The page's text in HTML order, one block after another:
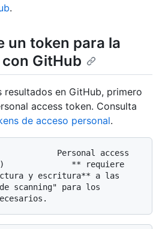
.
un token para la
GitHub
resultados en GitHub, primero
access token. Consulta
de acceso personal.
** requiere
y escritura** a las
scanning" para los